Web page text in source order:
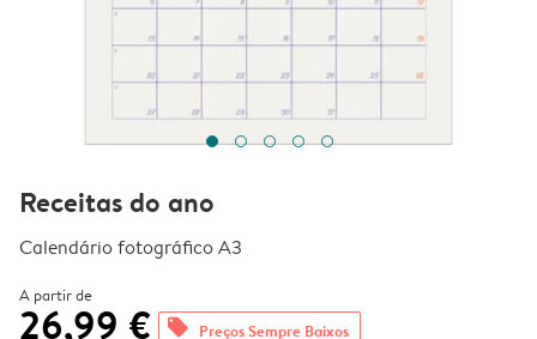
Receitas do ano
Calendário fotográfico A3
A partir de
26,99 € offers Preços Sempre Baixos